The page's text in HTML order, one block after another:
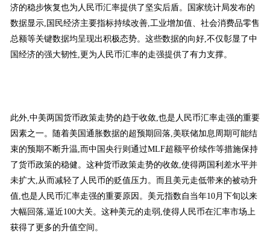
济的稳步恢复也为人民币汇率提供了坚实后盾。国家统计局发布的
数据显示,国民经济主要指标持续改善,工业增加值、社会消费品零售
总额等关键数据均呈现出积极态势。这些数据的向好,不仅彰显了中
国经济的强大韧性,更为人民币汇率的走强提供了有力支撑。
此外,中美两国货币政策走势的趋于收敛,也是人民币汇率走强的重要
因素之一。随着美国通胀数据的超预期回落,美联储加息周期可能结
束的预期不断升温,而中国央行则通过MLF超额平价续作等措施保持
了货币政策的稳健。这种货币政策走势的收敛,使得两国利差水平并
未扩大,从而减轻了人民币的贬值压力。而且美元走低带来的被动升
值,也是人民币汇率走强的重要原因。美元指数自当年10月下旬以来
大幅回落,逼近100大关。这种美元的走弱,使得人民币在汇率市场上
获得了更多的升值空间。